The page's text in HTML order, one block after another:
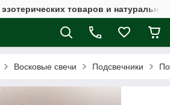
товаров и
Восковые свечи Подсвечники